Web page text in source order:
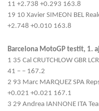
11 +2.738 +0.293 163.8
19 10 Xavier SIMEON BEL
+2.748 +0.010 163.8
Barcelona MotoGP testit, 1.
1 35 Cal CRUTCHLOW GBR
41 – – 167.2
2 93 Marc MARQUEZ SPA
+0.021 +0.021 167.1
3 29 Andrea IANNONE ITA